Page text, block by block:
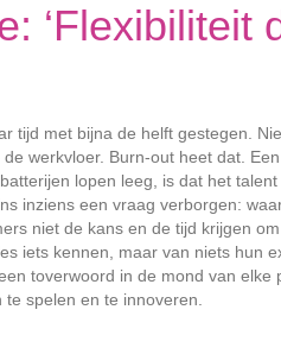
‘Flexibiliteit
tijd met bijna de helft gestegen.
werkvloer. Burn-out heet dat.
lopen leeg, is dat het
inziens een vraag verborgen:
niet de kans en de tijd krijgen
iets kennen, maar van niets hun
toverwoord in de mond van
spelen en te innoveren.